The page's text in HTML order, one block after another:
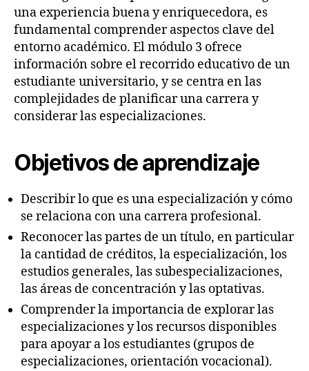
una experiencia buena y enriquecedora, es
fundamental comprender aspectos clave del
entorno académico. El módulo 3 ofrece
información sobre el recorrido educativo de un
estudiante universitario, y se centra en las
complejidades de planificar una carrera y
considerar las especializaciones.
Objetivos de aprendizaje
Describir lo que es una especialización y cómo
se relaciona con una carrera profesional.
Reconocer las partes de un título, en particular
la cantidad de créditos, la especialización, los
estudios generales, las subespecializaciones,
las áreas de concentración y las optativas.
Comprender la importancia de explorar las
especializaciones y los recursos disponibles
para apoyar a los estudiantes (grupos de
especializaciones, orientación vocacional).